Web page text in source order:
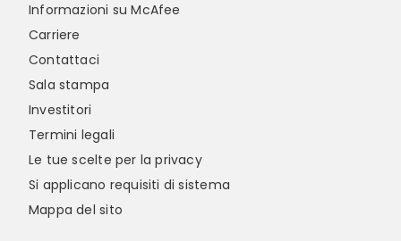
Informazioni su McAfee
Carriere
Contattaci
Sala stampa
Investitori
Termini legali
Le tue scelte per la privacy
Si applicano requisiti di sistema
Mappa del sito